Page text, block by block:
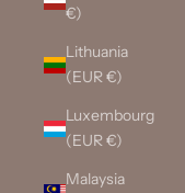
€)
Lithuania
(EUR €)
Luxembourg
(EUR €)
Malaysia